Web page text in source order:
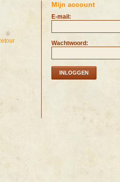
Mijn account
E-mail:
Wachtwoord:
INLOGGEN